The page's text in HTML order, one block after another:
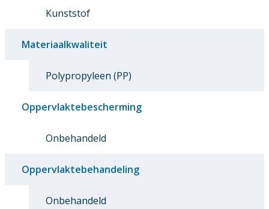
Kunststof
Materiaalkwaliteit
Polypropyleen (PP)
Oppervlaktebescherming
Onbehandeld
Oppervlaktebehandeling
Onbehandeld